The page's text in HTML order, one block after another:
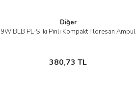
Diğer
9W BLB PL-S İki Pinli Kompakt Floresan Ampul
380,73 TL
İncele
Sepete Ekle